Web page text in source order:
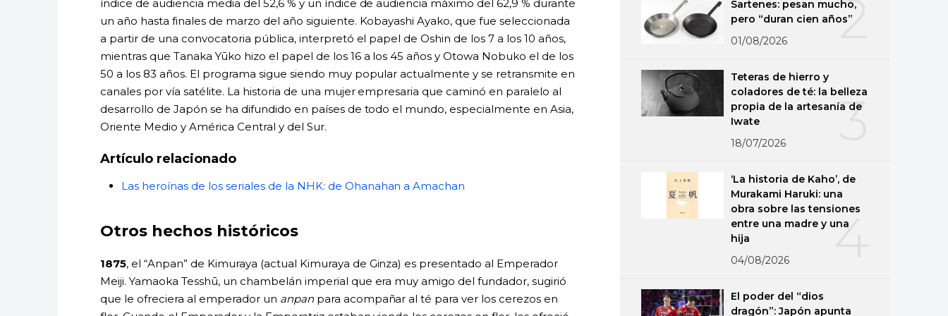
índice de audiencia media del 52,6 % y un índice de audiencia máximo del 62,9 % durante
un año hasta finales de marzo del año siguiente. Kobayashi Ayako, que fue seleccionada
a partir de una convocatoria pública, interpretó el papel de Oshin de los 7 a los 10 años,
mientras que Tanaka Yūko hizo el papel de los 16 a los 45 años y Otowa Nobuko el de los
50 a los 83 años. El programa sigue siendo muy popular actualmente y se retransmite en
canales por vía satélite. La historia de una mujer empresaria que caminó en paralelo al
desarrollo de Japón se ha difundido en países de todo el mundo, especialmente en Asia,
Oriente Medio y América Central y del Sur.
Artículo relacionado
Las heroínas de los seriales de la NHK: de Ohanahan a Amachan
Otros hechos históricos
1875, el “Anpan” de Kimuraya (actual Kimuraya de Ginza) es presentado al Emperador
Meiji. Yamaoka Tesshū, un chambelán imperial que era muy amigo del fundador, sugirió
que le ofreciera al emperador un anpanpara acompañar al té para ver los cerezos en
2
Sartenes: pesan mucho,
pero “duran cien años”
01/08/2026
3
Teteras de hierro y
coladores de té: la belleza
propia de la artesanía de
Iwate
18/07/2026
4
‘La historia de Kaho’, de
Murakami Haruki: una
obra sobre las tensiones
entre una madre y una
hija
04/08/2026
El poder del “dios
dragón”: Japón apunta